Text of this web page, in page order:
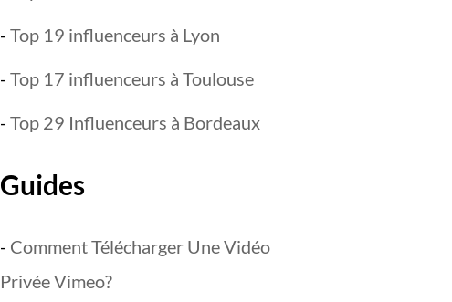
-Top 19 influenceurs à Lyon
-Top 17 influenceurs à Toulouse
-Top 29 Influenceurs à Bordeaux
Guides
- Comment Télécharger Une Vidéo
Privée Vimeo?